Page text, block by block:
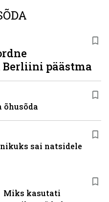
Miks kasutati
päästma
sai natsidele